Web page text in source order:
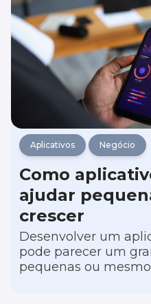
Aplicativos Negócio
Como
ajudar
crescer
Desenvolver um
pode parecer um
pequenas ou